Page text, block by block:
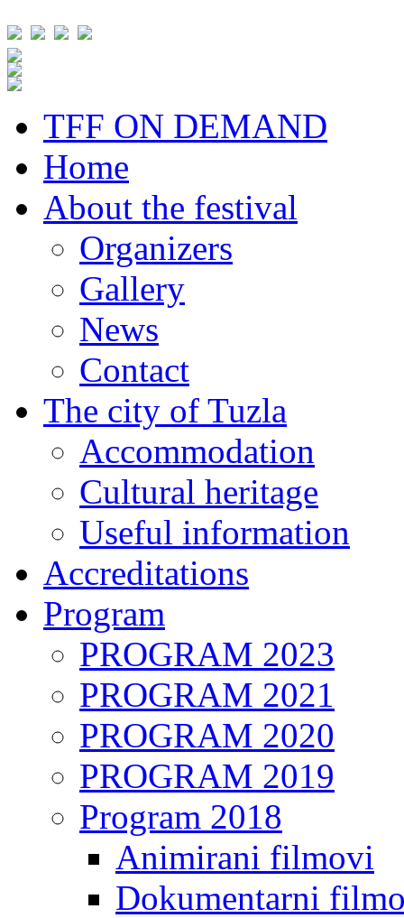
TFF ON DEMAND
Home
About the festival
Organizers
Gallery
News
Contact
The city of Tuzla
Accommodation
Cultural heritage
Useful information
Accreditations
Program
PROGRAM 2023
PROGRAM 2021
PROGRAM 2020
PROGRAM 2019
Program 2018
Animirani filmovi
Dokumentarni